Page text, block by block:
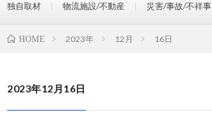
独自取材 物流施設/不動産 災害/事故/不祥事
HOME 2023年 12月 16日
2023年12月16日